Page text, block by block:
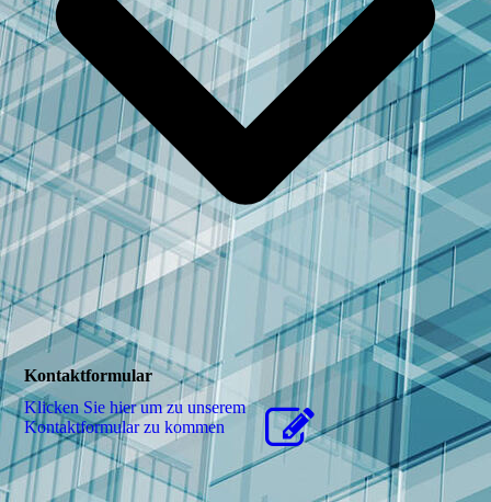
Kontaktformular
Klicken Sie hier um zu unserem
Kon­takt­for­mu­lar zu kommen